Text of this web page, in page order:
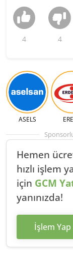
4 4
ASELS
Hemen
hızlı işlem
için GCM
yanınızda!
İşlem Yap